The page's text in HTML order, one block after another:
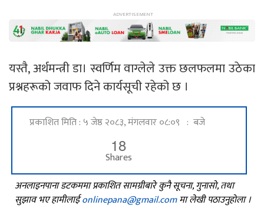
यस्तै, अर्थमन्त्री डा। स्वर्णिम वाग्लेले उक्त छलफलमा उठेका
प्रश्नहरूको जवाफ दिने कार्यसूची रहेको छ ।
प्रकाशित मिति : ५ जेष्ठ २०८३, मंगलवार ०८:०९ : बजे
18
Shares
अनलाइनपाना डटकममा प्रकाशित सामग्रीबारे कुनै सूचना, गुनासो, तथा
सुझाव भए हामीलाईonlinepana@gmail.comमा लेखी पठाउनुहोला ।